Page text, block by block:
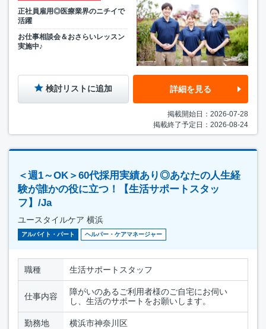
正社員雇用◎医療業界のニチイで
活躍
お仕事相談会＆おさらいレッスン
実施中♪
検討リストに追加 詳細を見る
掲載開始日：2026-07-28
掲載終了予定日：2026-08-24
＜週1～OK＞60代採用実績あり◎あなたの人生経
験が誰かの役に立つ！【生活サポートスタッ
フ】/Ja
ユースタイルケア 横浜
アルバイト・パート ヘルパー・ケアマネージャー
職種 生活サポートスタッフ
仕事内容
障がいのあるご利用者様のご自宅にお伺い
し、生活のサポートをお願いします。
勤務地 横浜市神奈川区